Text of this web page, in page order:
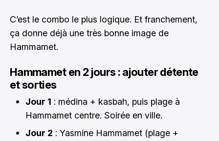
C’est le combo le plus logique. Et franchement,
ça donne déjà une très bonne image de
Hammamet.
Hammamet en 2 jours : ajouter détente
et sorties
Jour 1 : médina + kasbah, puis plage à
Hammamet centre. Soirée en ville.
Jour 2 : Yasmine Hammamet (plage +